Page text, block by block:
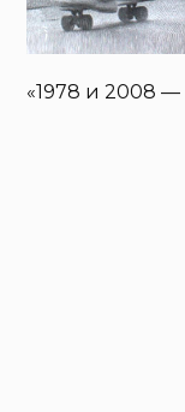
«1978 и 2008 —